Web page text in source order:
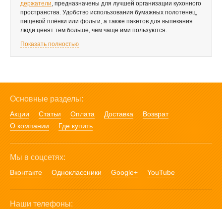
держатели, предназначены для лучшей организации кухонного
пространства. Удобство использования бумажных полотенец,
пищевой плёнки или фольги, а также пакетов для выпекания
люди ценят тем больше, чем чаще ими пользуются.
Показать полностью
Основные разделы:
Акции Статьи Оплата Доставка
Возврат
О компании
Где купить
Мы в соцсетях:
Вконтакте Одноклассники Google+ YouTube
Наши телефоны: